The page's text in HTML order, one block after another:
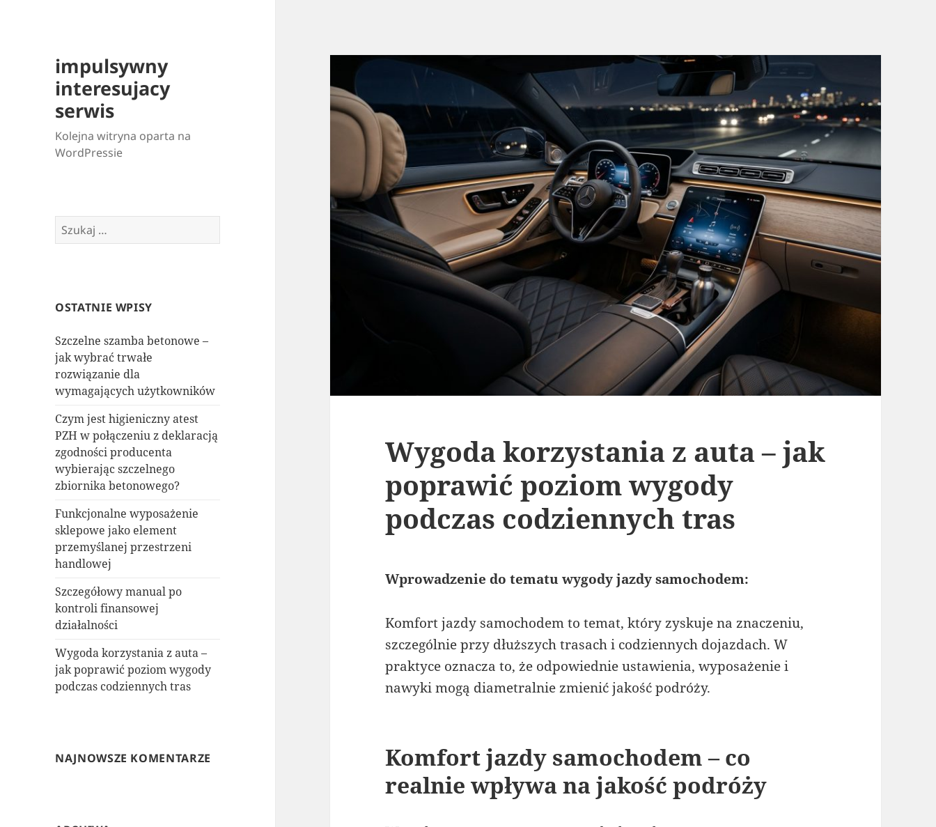
impulsywny
interesujacy
serwis
Kolejna witryna oparta na
WordPressie
Szukaj:
OSTATNIE WPISY
Szczelne szamba betonowe –
jak wybrać trwałe
rozwiązanie dla
wymagających użytkowników
Czym jest higieniczny atest
PZH w połączeniu z deklaracją
zgodności producenta
wybierając szczelnego
zbiornika betonowego?
Funkcjonalne wyposażenie
sklepowe jako element
przemyślanej przestrzeni
handlowej
Szczegółowy manual po
kontroli finansowej
działalności
Wygoda korzystania z auta –
jak poprawić poziom wygody
podczas codziennych tras
NAJNOWSZE KOMENTARZE
Wygoda korzystania z auta – jak
poprawić poziom wygody
podczas codziennych tras
Wprowadzenie do tematu wygody jazdy samochodem:
Komfort jazdy samochodem to temat, który zyskuje na znaczeniu,
szczególnie przy dłuższych trasach i codziennych dojazdach. W
praktyce oznacza to, że odpowiednie ustawienia, wyposażenie i
nawyki mogą diametralnie zmienić jakość podróży.
Komfort jazdy samochodem – co
realnie wpływa na jakość podróży